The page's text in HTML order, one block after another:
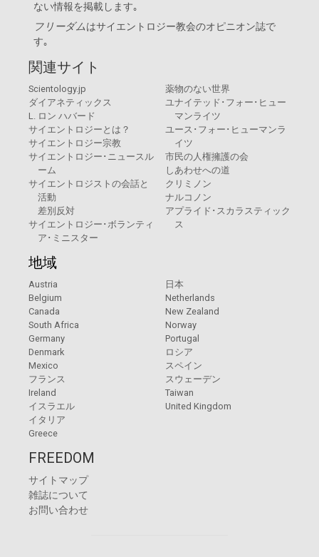
ない情報を掲載します｡
フリーダムはサイエントロジー教会のオピニオン誌で
す｡
関連サイト
Scientology.jp
ダイアネティックス
L. ロン ハバード
サイエントロジーとは？
サイエントロジー宗教
サイエントロジー･ニュースル
ーム
サイエントロジストの会話と
活動
差別反対
サイエントロジー･ボランティ
ア･ミニスター
薬物のない世界
ユナイテッド･フォー･ヒュー
マンライツ
ユース･フォー･ヒューマンラ
イツ
市民の人権擁護の会
しあわせへの道
クリミノン
ナルコノン
アプライド･スカラスティック
ス
地域
Austria
Belgium
Canada
South Africa
Germany
Denmark
Mexico
フランス
Ireland
イスラエル
イタリア
Greece
日本
Netherlands
New Zealand
Norway
Portugal
ロシア
スペイン
スウェーデン
Taiwan
United Kingdom
FREEDOM
サイトマップ
雑誌について
お問い合わせ